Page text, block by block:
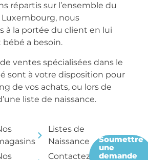
répartis sur l’ensemble du
nous
à la portée du client en lui
a besoin.
ventes spécialisées dans le
sont à votre disposition pour
de vos achats, ou lors de
liste de naissance.
Listes de
Naissance
Contactez-
Soumettre
une
demande